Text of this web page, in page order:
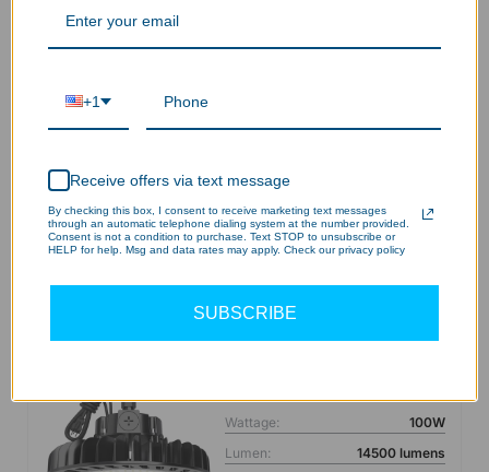
Ver información
Voltage:
CA 120-277V
Luz LED de gran altura
Wattage:
100W
Lumen:
14500 lumens
+1
Receive offers via text message
By checking this box, I consent to receive marketing text messages
through an automatic telephone dialing system at the number provided.
Consent is not a condition to purchase. Text STOP to unsubscribe or
HELP for help. Msg and data rates may apply. Check our privacy policy
SUBSCRIBE